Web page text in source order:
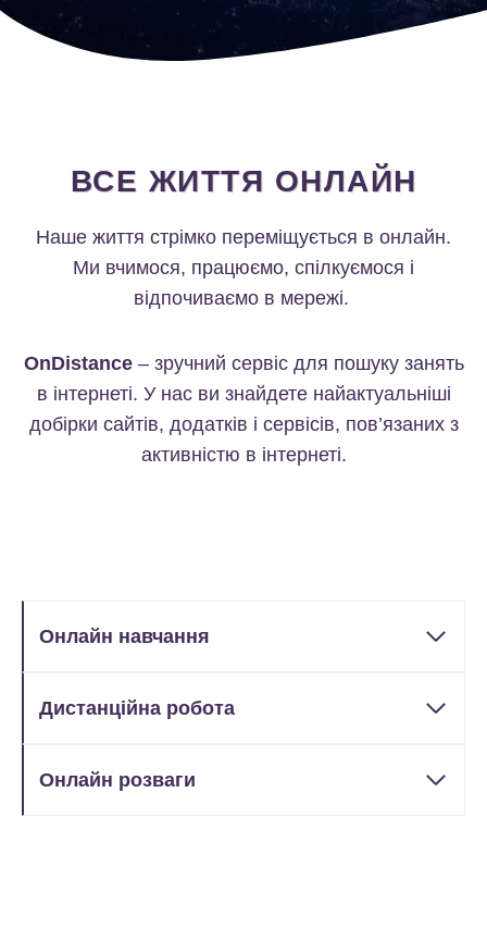
ВСЕ ЖИТТЯ ОНЛАЙН
Наше життя стрімко переміщується в онлайн.
Ми вчимося, працюємо, спілкуємося і
відпочиваємо в мережі.
OnDistance– зручний сервіс для пошуку занять
в інтернеті. У нас ви знайдете найактуальніші
добірки сайтів, додатків і сервісів, пов’язаних з
активністю в інтернеті.
Онлайн навчання
Дистанційна робота
Онлайн розваги